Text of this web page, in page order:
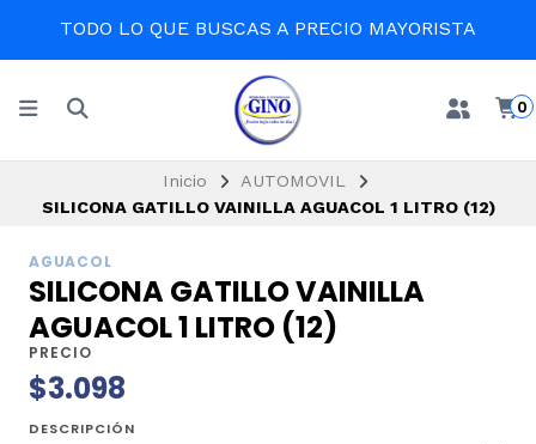
TODO LO QUE BUSCAS A PRECIO MAYORISTA
0
Inicio
AUTOMOVIL
SILICONA GATILLO VAINILLA AGUACOL 1 LITRO (12)
AGUACOL
SILICONA GATILLO VAINILLA
AGUACOL 1 LITRO (12)
PRECIO
$3.098
DESCRIPCIÓN